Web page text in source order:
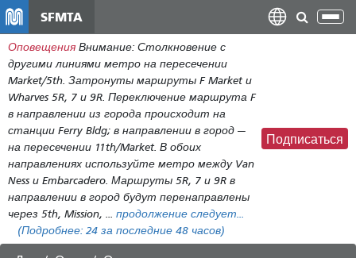
общему
содержанию
SFMTA
Оповещения Внимание: Столкновение с
другими линиями метро на пересечении
Market/5th. Затронуты маршруты F Market и
Wharves 5R, 7 и 9R. Переключение маршрута F
в направлении из города происходит на
станции Ferry Bldg; в направлении в город —
на пересечении 11th/Market. В обоих
направлениях используйте метро между Van
Ness и Embarcadero. Маршруты 5R, 7 и 9R в
направлении в город будут перенаправлены
через 5th, Mission, ... продолжение следует...
(Подробнее: 24 за последние 48 часов)
Подписаться